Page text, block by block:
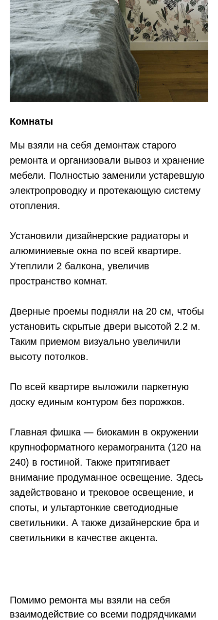
Комнаты
Мы взяли на себя демонтаж старого
ремонта и организовали вывоз и хранение
мебели. Полностью заменили устаревшую
электропроводку и протекающую систему
отопления.
Установили дизайнерские радиаторы и
алюминиевые окна по всей квартире.
Утеплили 2 балкона, увеличив
пространство комнат.
Дверные проемы подняли на 20 см, чтобы
установить скрытые двери высотой 2.2 м.
Таким приемом визуально увеличили
высоту потолков.
По всей квартире выложили паркетную
доску единым контуром без порожков.
Главная фишка — биокамин в окружении
крупноформатного керамогранита (120 на
240) в гостиной. Также притягивает
внимание продуманное освещение. Здесь
задействовано и трековое освещение, и
споты, и ультартонкие светодиодные
светильники. А также дизайнерские бра и
светильники в качестве акцента.
Помимо ремонта мы взяли на себя
взаимодействие со всеми подрядчиками